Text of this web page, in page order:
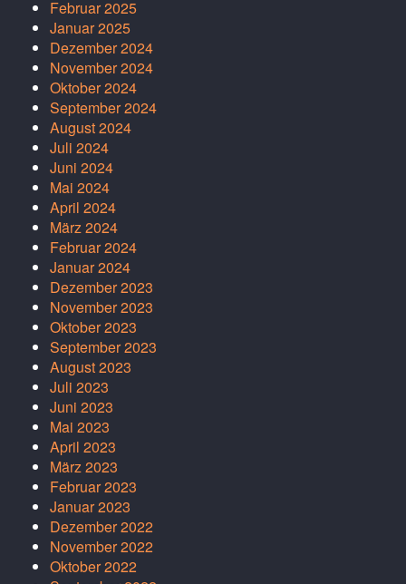
Februar 2025
Januar 2025
Dezember 2024
November 2024
Oktober 2024
September 2024
August 2024
Juli 2024
Juni 2024
Mai 2024
April 2024
März 2024
Februar 2024
Januar 2024
Dezember 2023
November 2023
Oktober 2023
September 2023
August 2023
Juli 2023
Juni 2023
Mai 2023
April 2023
März 2023
Februar 2023
Januar 2023
Dezember 2022
November 2022
Oktober 2022